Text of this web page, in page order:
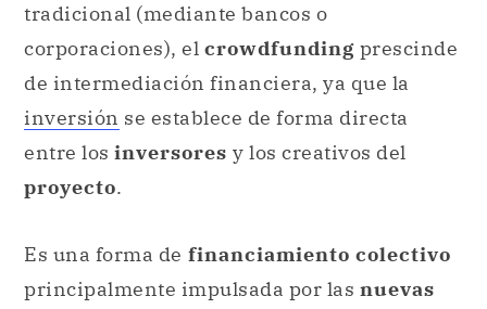
tradicional (mediante bancos o
corporaciones), el crowdfunding prescinde
de intermediación financiera, ya que la
inversión se establece de forma directa
entre los inversores y los creativos del
proyecto.
Es una forma de financiamiento colectivo
principalmente impulsada por las nuevas